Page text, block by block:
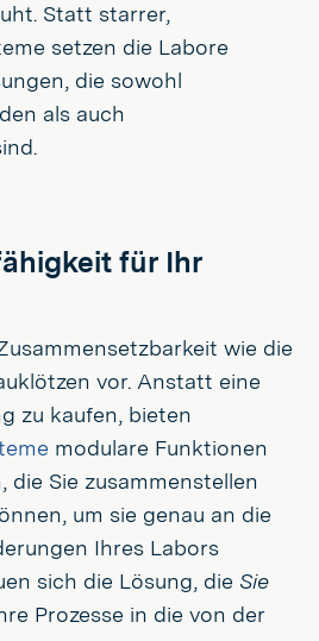
Statt starrer,
setzen die Labore
die sowohl
als auch
für Ihr
wie die
vor. Anstatt eine
zu kaufen, bieten
modulare Funktionen
die Sie zusammenstellen
um sie genau an die
Ihres Labors
sich die Lösung, die Sie
Prozesse in die von der